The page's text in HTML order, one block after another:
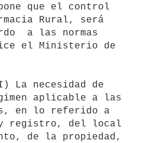
que el control
Rural, será
a las normas
el Ministerio de
aplicable a las
en lo referido a
registro, del local
de la propiedad,